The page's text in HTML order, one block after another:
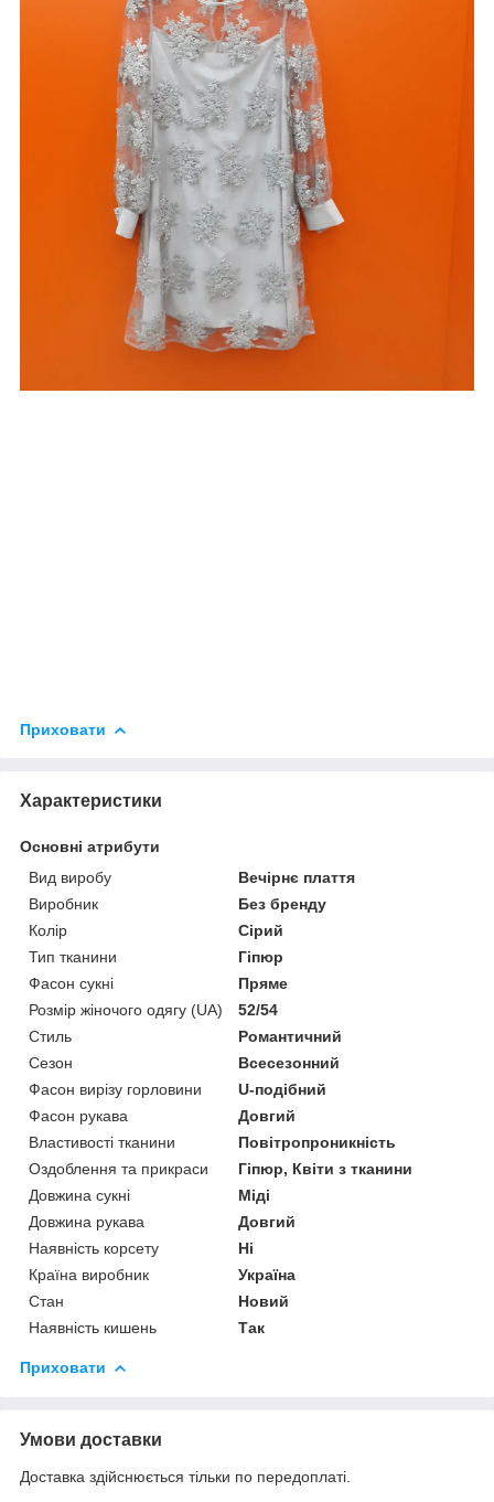
Приховати
Характеристики
Основні атрибути
Вид виробу
Вечірнє плаття
Виробник
Без бренду
Колір
Сірий
Тип тканини
Гіпюр
Фасон сукні
Пряме
Розмір жіночого одягу (UA)
52/54
Стиль
Романтичний
Сезон
Всесезонний
Фасон вирізу горловини
U-подібний
Фасон рукава
Довгий
Властивості тканини
Повітропроникність
Оздоблення та прикраси
Гіпюр, Квіти з тканини
Довжина сукні
Міді
Довжина рукава
Довгий
Наявність корсету
Ні
Країна виробник
Україна
Стан
Новий
Наявність кишень
Так
Приховати
Умови доставки
Доставка здійснюється тільки по передоплаті.